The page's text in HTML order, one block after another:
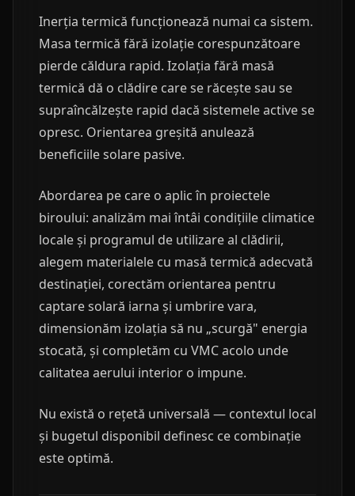
Inerția termică funcționează numai ca sistem.
Masa termică fără izolație corespunzătoare
pierde căldura rapid. Izolația fără masă
termică dă o clădire care se răcește sau se
supraîncălzește rapid dacă sistemele active se
opresc. Orientarea greșită anulează
beneficiile solare pasive.
Abordarea pe care o aplic în proiectele
biroului: analizăm mai întâi condițiile climatice
locale și programul de utilizare al clădirii,
alegem materialele cu masă termică adecvată
destinației, corectăm orientarea pentru
captare solară iarna și umbrire vara,
dimensionăm izolația să nu „scurgă" energia
stocată, și completăm cu VMC acolo unde
calitatea aerului interior o impune.
Nu există o rețetă universală — contextul local
și bugetul disponibil definesc ce combinație
este optimă.